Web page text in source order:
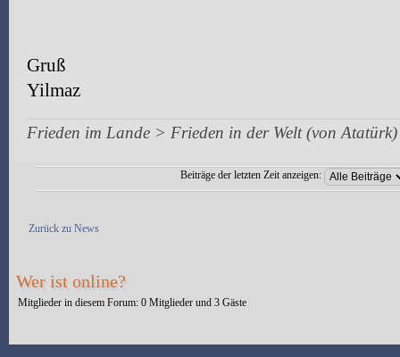
Gruß
Yilmaz
Frieden im Lande > Frieden in der Welt (von Atatürk)
Beiträge der letzten Zeit anzeigen:
Zurück zu News
Wer ist online?
Mitglieder in diesem Forum: 0 Mitglieder und 3 Gäste